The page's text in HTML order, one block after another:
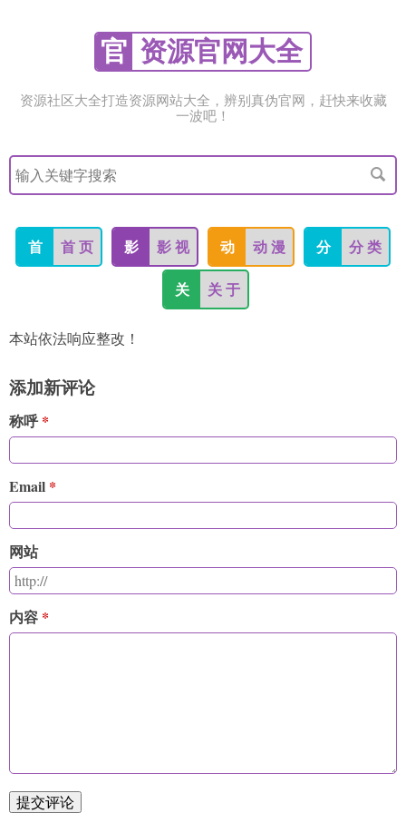
官 资源官网大全
资源社区大全打造资源网站大全，辨别真伪官网，赶快来收藏
一波吧！
搜
索
关
字
首 首 页 影 影 视 动 动 漫 分 分 类
关 关 于
本站依法响应整改！
添加新评论
称呼
Email
网站
内容
提交评论